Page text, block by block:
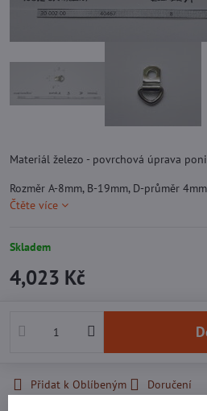
Materiál železo - povrchová úprava
Rozměr A-8mm, B-19mm, D-průměr
Čtěte více
Skladem
4,023 Kč
Přidat k Oblíbeným Doručení